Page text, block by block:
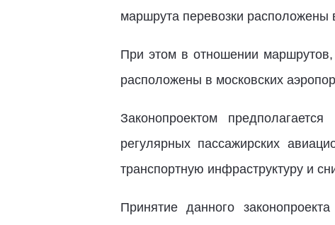
маршрута перевозки расположены
При этом в отношении маршрутов,
расположены в московских
Законопроектом
регулярных пассажирских
транспортную инфраструктуру и
Принятие данного